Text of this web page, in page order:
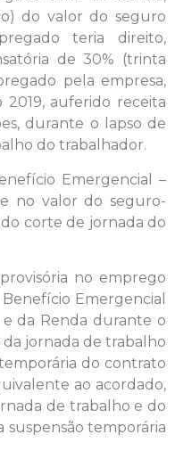
do valor do seguro
teria direito,
de 30% (trinta
pela empresa,
auferido receita
durante o lapso de
do trabalhador.
Emergencial –
no valor do seguro-
corte de jornada do
no emprego
Emergencial
da Renda durante o
jornada de trabalho
do contrato
ao acordado,
de trabalho e do
temporária